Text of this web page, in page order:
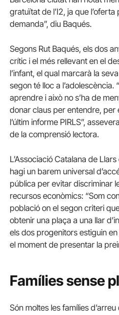
gratuïtat de l’I2, ja que
demanda”, diu Baqués.
Segons Rut Baqués, els dos
crític i el més rellevant en el
l’infant, el qual marcarà la
segon té lloc a l’adolescència.
aprendre i això no s’ha de
donar claus per entendre, per
l’últim informe PIRLS”,
de la comprensió lectora.
L’Associació Catalana de
hagi un barem universal
pública per evitar discriminar
recursos econòmics: “Som
població on el segon criteri
obtenir una plaça a una llar
els dos progenitors estiguin
el moment de presentar la
Famílies sense
Són moltes les famílies